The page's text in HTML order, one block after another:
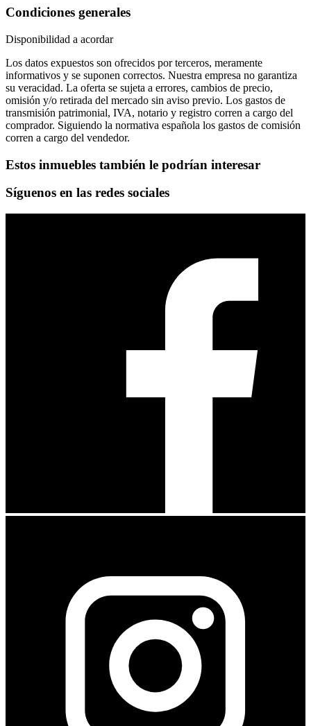
Condiciones generales
Disponibilidad a acordar
Los datos expuestos son ofrecidos por terceros, meramente
informativos y se suponen correctos. Nuestra empresa no garantiza
su veracidad. La oferta se sujeta a errores, cambios de precio,
omisión y/o retirada del mercado sin aviso previo. Los gastos de
transmisión patrimonial, IVA, notario y registro corren a cargo del
comprador. Siguiendo la normativa española los gastos de comisión
corren a cargo del vendedor.
Estos inmuebles también le podrían interesar
Síguenos en las redes sociales